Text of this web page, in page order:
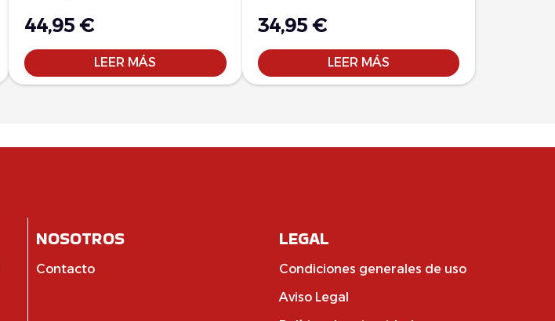
44,95€
LEER MÁS
34,95 €
LEER MÁS
NOSOTROS
Contacto
LEGAL
Condiciones generales de uso
Aviso Legal